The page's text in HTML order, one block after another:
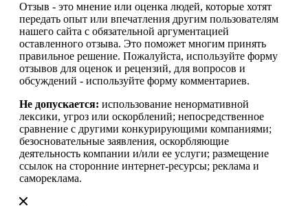
Отзыв - это мнение или оценка людей, которые хотят
передать опыт или впечатления другим пользователям
нашего сайта с обязательной аргументацией
оставленного отзыва. Это поможет многим принять
правильное решение. Пожалуйста, используйте форму
отзывов для оценок и рецензий, для вопросов и
обсуждений - используйте форму комментариев.
Не допускается: использование ненормативной
лексики, угроз или оскорблений; непосредственное
сравнение с другими конкурирующими компаниями;
безосновательные заявления, оскорбляющие
деятельность компании и/или ее услуги; размещение
ссылок на сторонние интернет-ресурсы; реклама и
самореклама.